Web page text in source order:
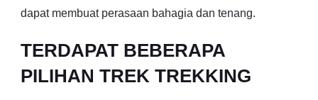
dapat membuat perasaan bahagia dan tenang.
TERDAPAT BEBERAPA
PILIHAN TREK TREKKING